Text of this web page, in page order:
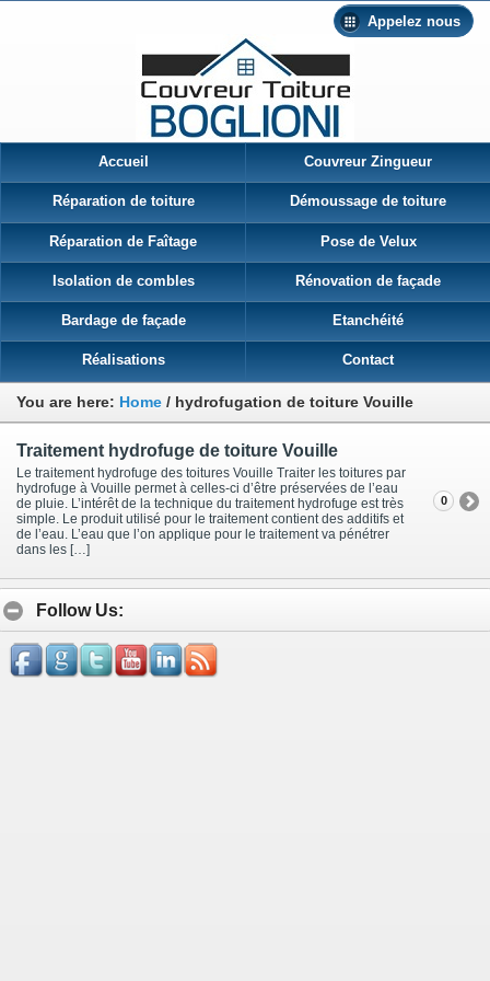
Appelez nous
Accueil Couvreur Zingueur
Réparation de toiture Démoussage de toiture
Réparation de Faîtage Pose de Velux
Isolation de combles Rénovation de façade
Bardage de façade Etanchéité
Réalisations Contact
You are here: Home / hydrofugation de toiture Vouille
Traitement hydrofuge de toiture Vouille
Le traitement hydrofuge des toitures Vouille Traiter les toitures par
hydrofuge à Vouille permet à celles-ci d’être préservées de l’eau
de pluie. L’intérêt de la technique du traitement hydrofuge est très
simple. Le produit utilisé pour le traitement contient des additifs et
de l’eau. L’eau que l’on applique pour le traitement va pénétrer
dans les […]
0
Follow Us: